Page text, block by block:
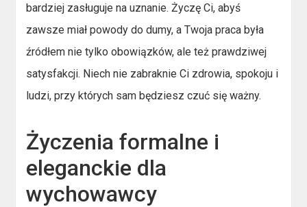
bardziej zasługuje na uznanie. Życzę Ci, abyś
zawsze miał powody do dumy, a Twoja praca była
źródłem nie tylko obowiązków, ale też prawdziwej
satysfakcji. Niech nie zabraknie Ci zdrowia, spokoju i
ludzi, przy których sam będziesz czuć się ważny.
Życzenia formalne i
eleganckie dla
wychowawcy